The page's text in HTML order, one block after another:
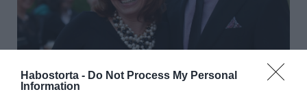
Habostorta - Do Not Process My Personal
Information